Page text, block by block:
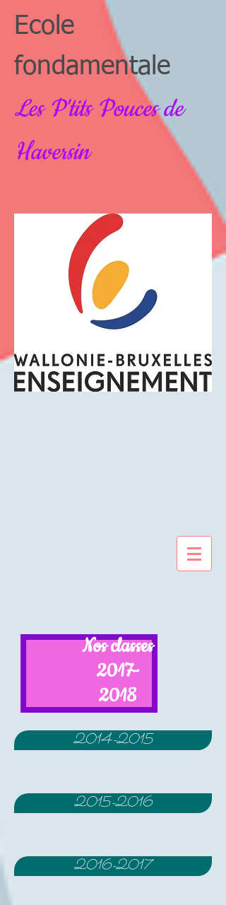
Ecole
fondamentale
Les P'tits Pouces de
Haversin
Nos classes
2017-
2018
2014-2015
2015-2016
2016-2017